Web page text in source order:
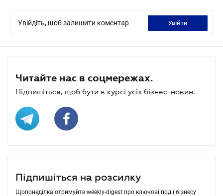
Увійдіть, щоб залишити коментар увійти
Читайте нас в соцмережах.
Підпишіться, щоб бути в курсі усіх бізнес-новин.
Підпишіться на розсилку
Щопонеділка отримуйте weekly-digest про ключові події бізнесу